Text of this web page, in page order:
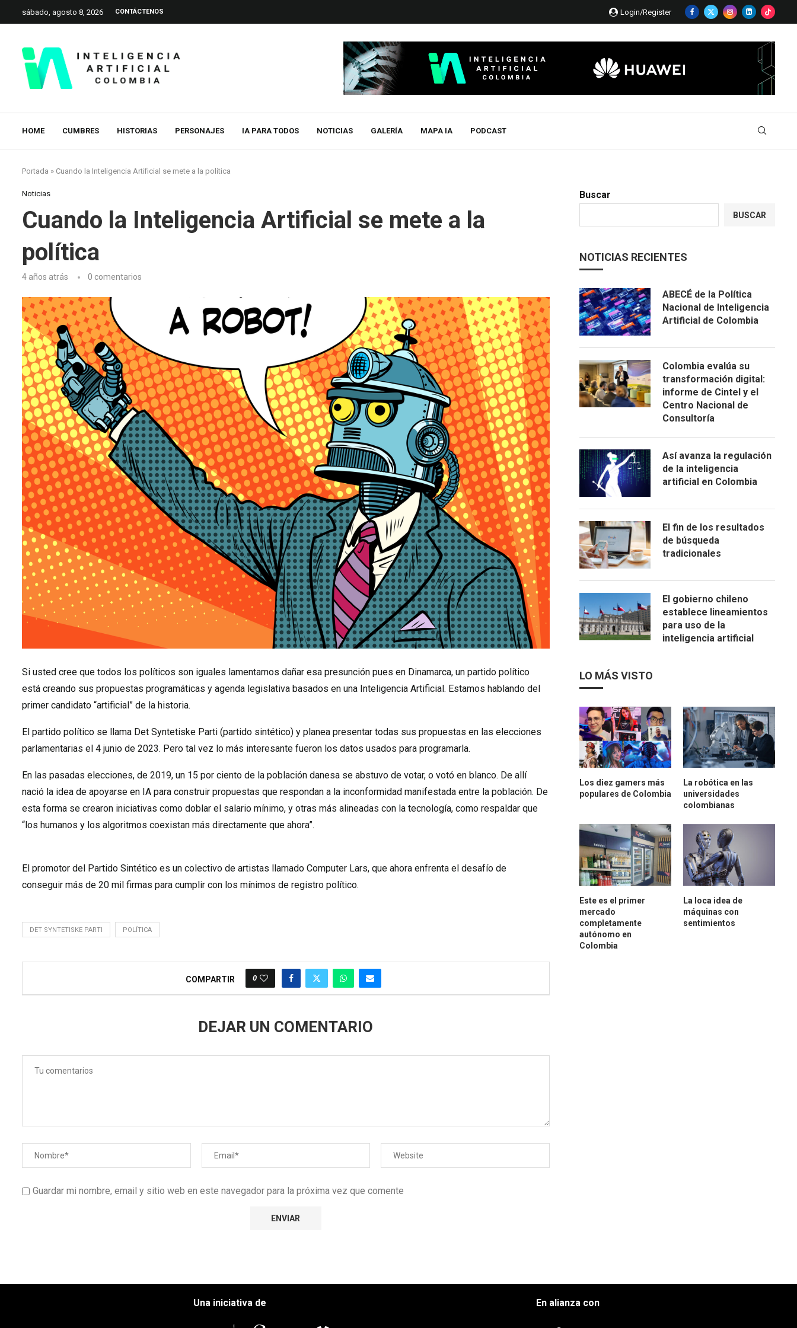
sábado, agosto 8, 2026 CONTÁCTENOS Login/Register
HOME CUMBRES HISTORIAS PERSONAJES IA PARA TODOS NOTICIAS GALERÍA MAPA IA PODCAST
Portada » Cuando la Inteligencia Artificial se mete a la política
Noticias
Cuando la Inteligencia Artificial se mete a la
política
4 años atrás 0 comentarios
Si usted cree que todos los políticos son iguales lamentamos dañar esa presunción pues en Dinamarca, un partido político
está creando sus propuestas programáticas y agenda legislativa basados en una Inteligencia Artificial. Estamos hablando del
primer candidato “artificial” de la historia.
El partido político se llama Det Syntetiske Parti (partido sintético) y planea presentar todas sus propuestas en las elecciones
parlamentarias el 4 junio de 2023. Pero tal vez lo más interesante fueron los datos usados para programarla.
En las pasadas elecciones, de 2019, un 15 por ciento de la población danesa se abstuvo de votar, o votó en blanco. De allí
nació la idea de apoyarse en IA para construir propuestas que respondan a la inconformidad manifestada entre la población. De
esta forma se crearon iniciativas como doblar el salario mínimo, y otras más alineadas con la tecnología, como respaldar que
“los humanos y los algoritmos coexistan más directamente que ahora”.
El promotor del Partido Sintético es un colectivo de artistas llamado Computer Lars, que ahora enfrenta el desafío de
conseguir más de 20 mil firmas para cumplir con los mínimos de registro político.
DET SYNTETISKE PARTI POLÍTICA
COMPARTIR 0
DEJAR UN COMENTARIO
Guardar mi nombre, email y sitio web en este navegador para la próxima vez que comente
Buscar
BUSCAR
NOTICIAS RECIENTES
ABECÉ de la Política
Nacional de Inteligencia
Artificial de Colombia
Colombia evalúa su
transformación digital:
informe de Cintel y el
Centro Nacional de
Consultoría
Así avanza la regulación
de la inteligencia
artificial en Colombia
El fin de los resultados
de búsqueda
tradicionales
El gobierno chileno
establece lineamientos
para uso de la
inteligencia artificial
LO MÁS VISTO
Los diez gamers más
populares de Colombia
La robótica en las
universidades
colombianas
Este es el primer
mercado
completamente
autónomo en
Colombia
La loca idea de
máquinas con
sentimientos
Una iniciativa de En alianza con